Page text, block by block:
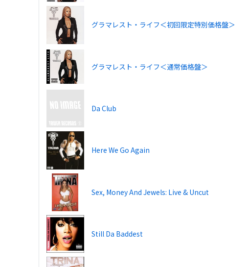
グラマレスト・ライフ＜初回限定特別価格盤＞
グラマレスト・ライフ＜通常価格盤＞
Da Club
Here We Go Again
Sex, Money And Jewels: Live & Uncut
Still Da Baddest